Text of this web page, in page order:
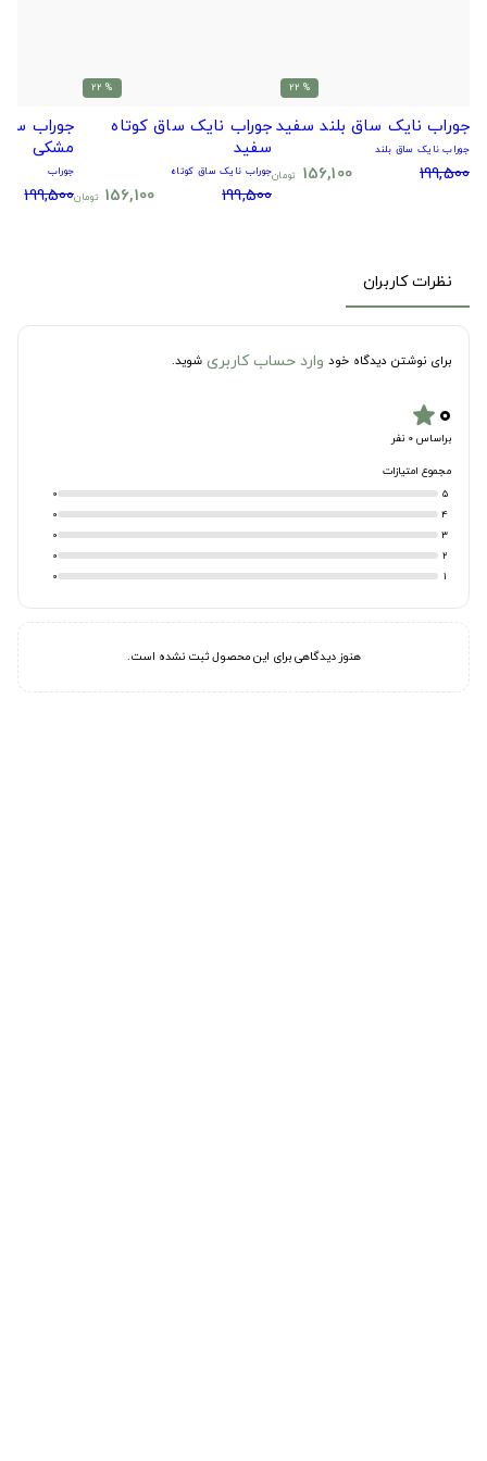
% 22
جوراب نایک ساق بلند سفید
جوراب نایک ساق بلند
199,500
156,100 تومان
% 22
جوراب نایک ساق کوتاه
سفید
جوراب نایک ساق کوتاه
199,500
156,100 تومان
جوراب
مشکی
جوراب
199,500
نظرات کاربران
برای نوشتن دیدگاه خود وارد حساب کاربری شوید.
۰star
براساس 0 نفر
مجموع امتیازات
5
0
4
0
3
0
2
0
1
0
هنوز دیدگاهی برای این محصول ثبت نشده است.